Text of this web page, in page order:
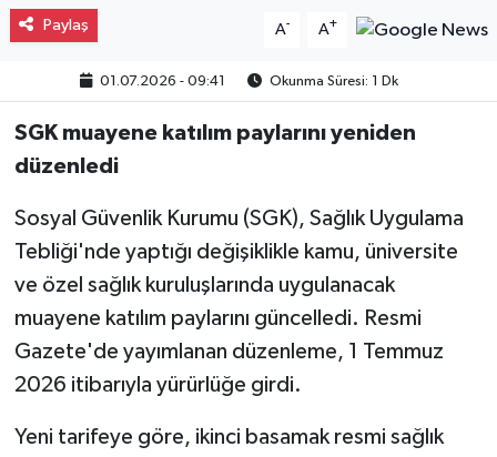
Paylaş A- A+
01.07.2026 - 09:41 Okunma Süresi: 1 Dk
SGK muayene katılım paylarını yeniden
düzenledi
Sosyal Güvenlik Kurumu (SGK), Sağlık Uygulama
Tebliği'nde yaptığı değişiklikle kamu, üniversite
ve özel sağlık kuruluşlarında uygulanacak
muayene katılım paylarını güncelledi. Resmi
Gazete'de yayımlanan düzenleme, 1 Temmuz
2026 itibarıyla yürürlüğe girdi.
Yeni tarifeye göre, ikinci basamak resmi sağlık